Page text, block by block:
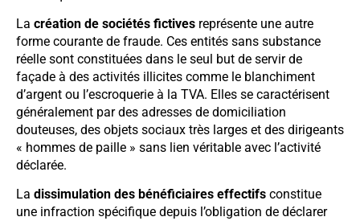
La création de sociétés fictives représente une autre
forme courante de fraude. Ces entités sans substance
réelle sont constituées dans le seul but de servir de
façade à des activités illicites comme le blanchiment
d’argent ou l’escroquerie à la TVA. Elles se caractérisent
généralement par des adresses de domiciliation
douteuses, des objets sociaux très larges et des dirigeants
« hommes de paille » sans lien véritable avec l’activité
déclarée.
La dissimulation des bénéficiaires effectifs constitue
une infraction spécifique depuis l’obligation de déclarer